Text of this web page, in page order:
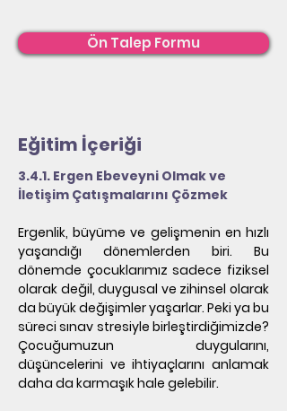
Ön Talep Formu
Eğitim İçeriği
3.4.1. Ergen Ebeveyni Olmak ve
İletişim Çatışmalarını Çözmek
Ergenlik, büyüme ve gelişmenin en hızlı
yaşandığı dönemlerden biri. Bu
dönemde çocuklarımız sadece fiziksel
olarak değil, duygusal ve zihinsel olarak
da büyük değişimler yaşarlar. Peki ya bu
süreci sınav stresiyle birleştirdiğimizde?
Çocuğumuzun duygularını,
düşüncelerini ve ihtiyaçlarını anlamak
daha da karmaşık hale gelebilir.